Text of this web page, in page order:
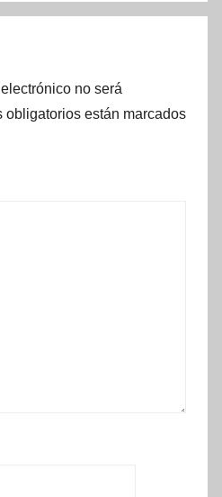
no será
obligatorios están marcados